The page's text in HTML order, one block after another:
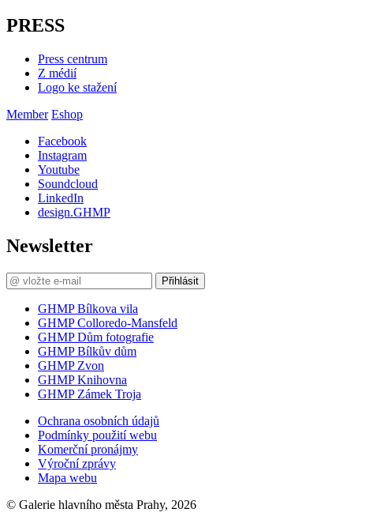
PRESS
Press centrum
Z médií
Logo ke stažení
Member Eshop
Facebook
Instagram
Youtube
Soundcloud
LinkedIn
design.GHMP
Newsletter
Přihlásit
GHMP Bílkova vila
GHMP Colloredo-Mansfeld
GHMP Dům fotografie
GHMP Bílkův dům
GHMP Zvon
GHMP Knihovna
GHMP Zámek Troja
Ochrana osobních údajů
Podmínky použití webu
Komerční pronájmy
Výroční zprávy
Mapa webu
© Galerie hlavního města Prahy, 2026